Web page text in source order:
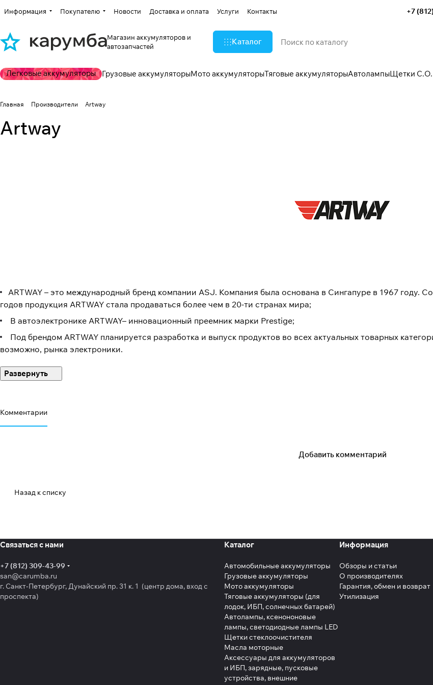
Информация Покупателю Новости Доставка и оплата Услуги Контакты +7
Магазин аккумуляторов и
автозапчастей
Каталог
Легковые аккумуляторы Грузовые аккумуляторыМото аккумуляторыТяговые аккумуляторыАвтолампыЩетки С.О.
Главная Производители Artway
Artway
ARTWAY – это международный бренд компании ASJ. Компания была основана в Сингапуре в 1967 году.
годов продукция ARTWAY стала продаваться более чем в 20-ти странах мира;
В автоэлектронике ARTWAY– инновационный преемник марки Prestige;
Под брендом ARTWAY планируется разработка и выпуск продуктов во всех актуальных товарных
возможно, рынка электроники.
Принцип разработки новых продуктов ARTWAY : Покупка актуальных технологических разработок в
категориям и применение этих технологий в производстве своих продуктов под брендом ARTWAY.
Комментарии
Добавить комментарий
Назад к списку
Связаться с нами
+7 (812) 309-43-99
san@carumba.ru
г. Санкт-Петербург, Дунайский пр. 31 к. 1 (центр дома, вход с
проспекта)
Каталог
Автомобильные аккумуляторы
Грузовые аккумуляторы
Мото аккумуляторы
Тяговые аккумуляторы (для
лодок, ИБП, солнечных батарей)
Автолампы, ксенононовые
лампы, светодиодные лампы LED
Щетки стеклоочистителя
Масла моторные
Аксессуары для аккумуляторов
и ИБП, зарядные, пусковые
устройства, внешние
Информация
Обзоры и статьи
О производителях
Гарантия, обмен и возврат
Утилизация